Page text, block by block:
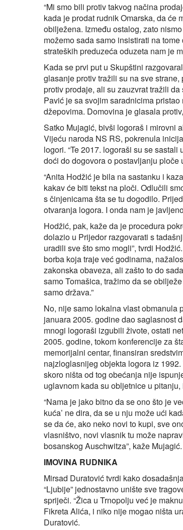
“Mi smo bili protiv takvog načina
kada je prodat rudnik Omarska, da će
obilježena. Između ostalog, zato
možemo sada samo insistirati na
strateških preduzeća oduzeta nam je
Kada se prvi put u Skupštini
glasanje protiv tražili su na sve
protiv prodaje, ali su zauzvrat tražili
Pavić je sa svojim saradnicima
džepovima. Domovina je glasala
Satko Mujagić, bivši logoraš i mirovni
Vijeću naroda NS RS, pokrenula
logori. “Te 2017. logoraši su se
doći do dogovora o postavljanju ploče
“Anita Hodžić je bila na sastanku i
kakav će biti tekst na ploči. Odlučili
s činjenicama šta se tu dogodilo.
otvaranja logora. I onda nam je
Hodžić, pak, kaže da je procedura
dolazio u Prijedor razgovarati s
uradili sve što smo mogli”, tvrdi
borba koja traje već godinama,
zakonska obaveza, ali zašto to do
samo Tomašica, tražimo da se
samo država.”
No, nije samo lokalna vlast obmanula
januara 2005. godine dao saglasnost
mnogi logoraši izgubili živote, ostati
2005. godine, tokom konferencije za
memorijalni centar, finansiran
najzloglasnijeg objekta logora iz
skoro ništa od tog obećanja nije
uglavnom kada su obljetnice u
“Nama je jako bitno da se ono što je
kuća’ ne dira, da se u nju može ući
se da će, ako neko novi to kupi, sve
vlasništvo, novi vlasnik tu može
bosanskog Auschwitza”, kaže Mujagić.
IMOVINA RUDNIKA
Mirsad Duratović tvrdi kako
“Ljubije” jednostavno unište sve
spriječi. “Žica u Trnopolju već je
Fikreta Alića, i niko nije mogao ništa
Duratović.